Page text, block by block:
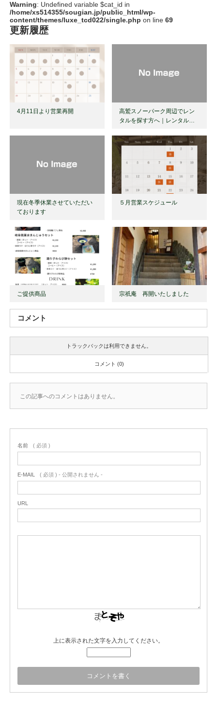
Warning: Undefined variable $cat_id in
/home/xs514355/sougian.jp/public_html/wp-
content/themes/luxe_tcd022/single.php on line 69
更新履歴
4月11日より営業再開
高鷲スノーパーク周辺でレン
タルを探す方へ｜レンタル…
現在冬季休業させていただい
ております
５月営業スケジュール
ご提供商品 宗祇庵 再開いたしました
コメント
トラックバックは利用できません。
コメント (0)
この記事へのコメントはありません。
名前 ( 必須 )
E-MAIL ( 必須 ) - 公開されません -
URL
上に表示された文字を入力してください。